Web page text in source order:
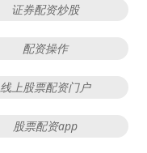
证券配资炒股
配资操作
线上股票配资门户
股票配资app